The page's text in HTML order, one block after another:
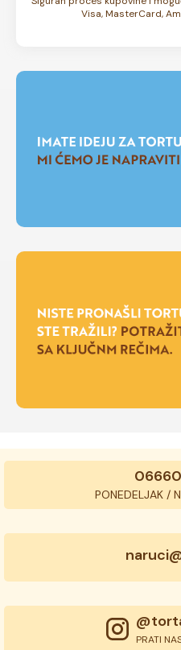
Visa, MasterCard,
PONEDELJAK /
PRATI